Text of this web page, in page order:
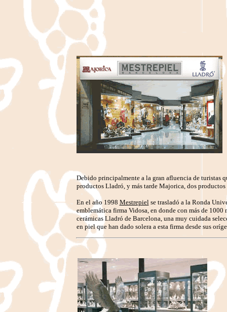
Debido principalmente a la gran afluencia de turistas
productos Lladró, y más tarde Majorica, dos
En el año 1998 Mestrepielsetrasladó a la Ronda
emblemática firma Vidosa, en donde con más de
cerámicas Lladró de Barcelona, una muy cuidada
en piel que han dado solera a esta firma desde sus